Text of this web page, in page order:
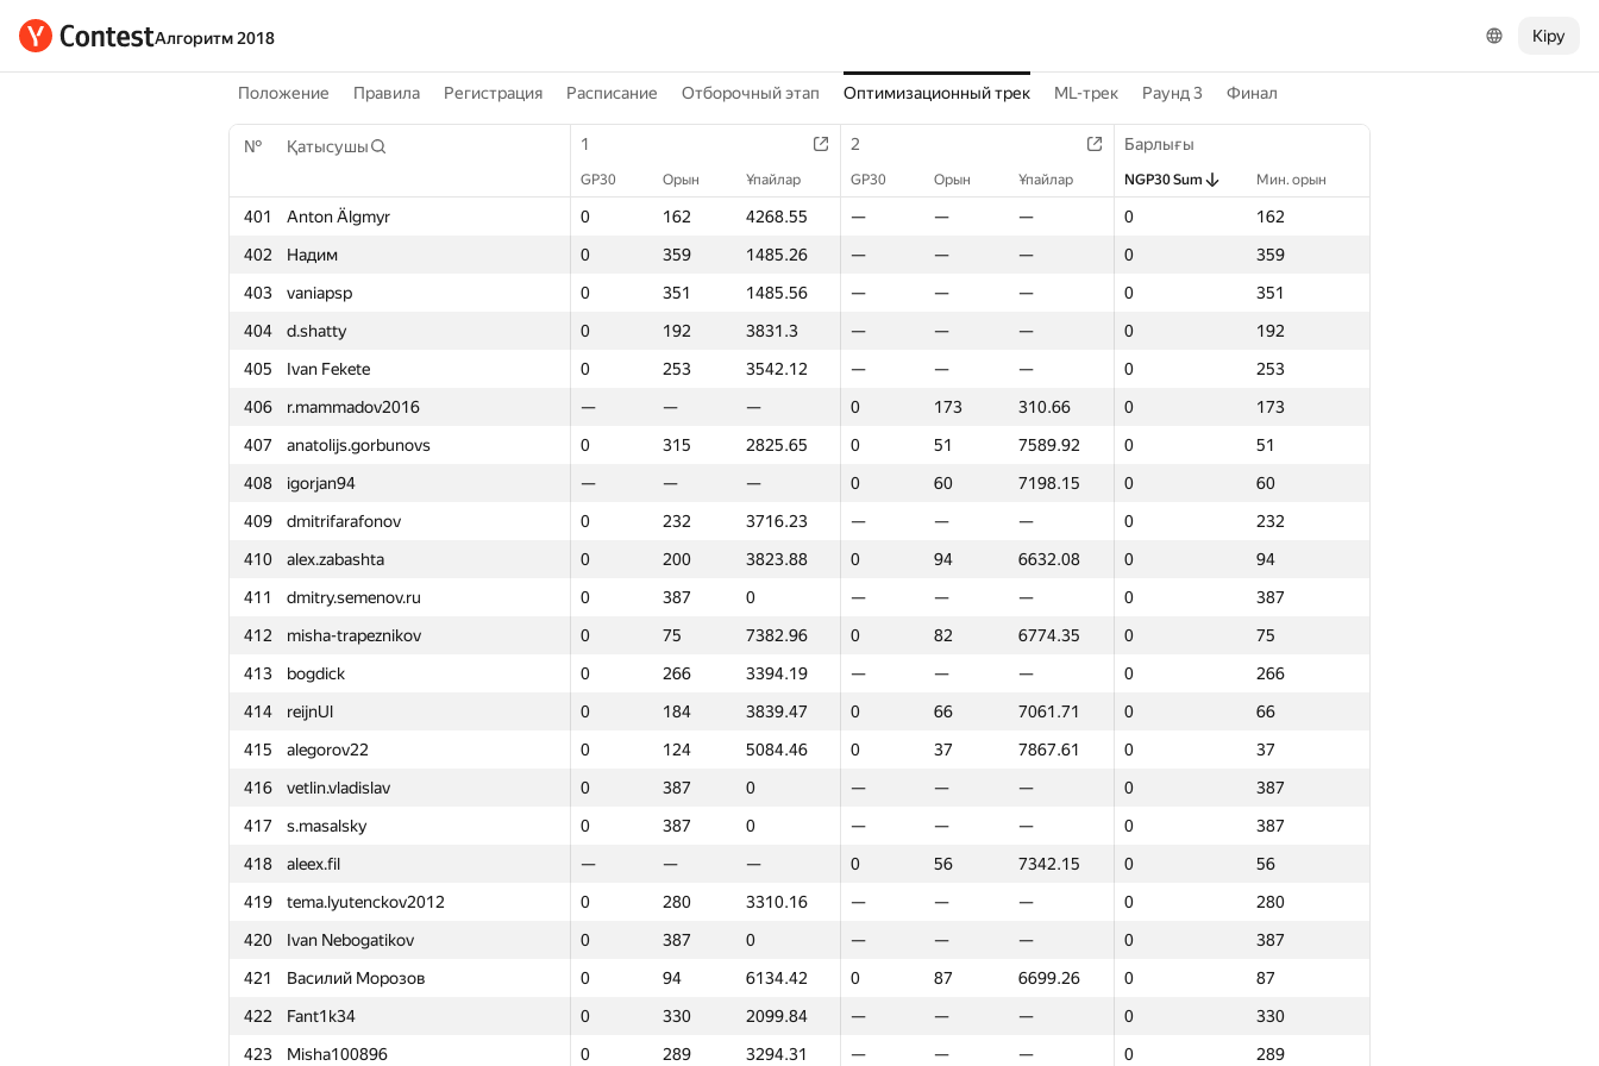
Алгоритм 2018 Кіру
Положение Правила Регистрация Расписание Отборочный этап Оптимизационный трек ML-трек Раунд 3 Финал
№ Қатысушы 1 2 Барлығы
GP30 Орын Ұпайлар GP30 Орын Ұпайлар NGP30 Sum Мин. орын
401 Anton Älgmyr 0 162 4268.55 — — — 0
162
402
Надим 0 359 1485.26 — — — 0
359
403
vaniapsp 0 351 1485.56 — — — 0
351
404
d.shatty 0 192 3831.3 — — — 0
192
405
Ivan Fekete 0 253 3542.12 — — — 0
253
406
r.mammadov2016 — — — 0 173 310.66 0
173
407
anatolijs.gorbunovs 0 315 2825.65 0 51 7589.92 0
51
408
igorjan94 — — — 0 60 7198.15 0
60
409
dmitrifarafonov 0 232 3716.23 — — — 0
232
410
alex.zabashta 0 200 3823.88 0 94 6632.08 0
94
411
dmitry.semenov.ru 0 387 0 — — — 0
387
412
misha-trapeznikov 0 75 7382.96 0 82 6774.35 0
75
413
bogdick 0 266 3394.19 — — — 0
266
414
reijnUl 0 184 3839.47 0 66 7061.71 0
66
415
alegorov22 0 124 5084.46 0 37 7867.61 0
37
416
vetlin.vladislav 0 387 0 — — — 0
387
417
s.masalsky 0 387 0 — — — 0
387
418
aleex.fil — — — 0 56 7342.15 0
56
419
tema.lyutenckov2012 0 280 3310.16 — — — 0
280
420
Ivan Nebogatikov 0 387 0 — — — 0
387
421
Василий Морозов 0 94 6134.42 0 87 6699.26 0
87
422
Fant1k34 0 330 2099.84 — — — 0
330
423
Misha100896 0 289 3294.31 — — — 0
289
Қатысушы 1 Барлығы
GP30 Орын Ұпайлар NGP30 Sum Мин. орын